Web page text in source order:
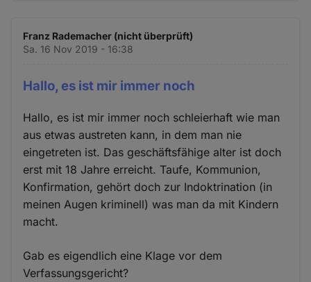
Franz Rademacher (nicht überprüft)
Sa. 16 Nov 2019 - 16:38
Hallo, es ist mir immer noch
Hallo, es ist mir immer noch schleierhaft wie man
aus etwas austreten kann, in dem man nie
eingetreten ist. Das geschäftsfähige alter ist doch
erst mit 18 Jahre erreicht. Taufe, Kommunion,
Konfirmation, gehört doch zur Indoktrination (in
meinen Augen kriminell) was man da mit Kindern
macht.
Gab es eigendlich eine Klage vor dem
Verfassungsgericht?